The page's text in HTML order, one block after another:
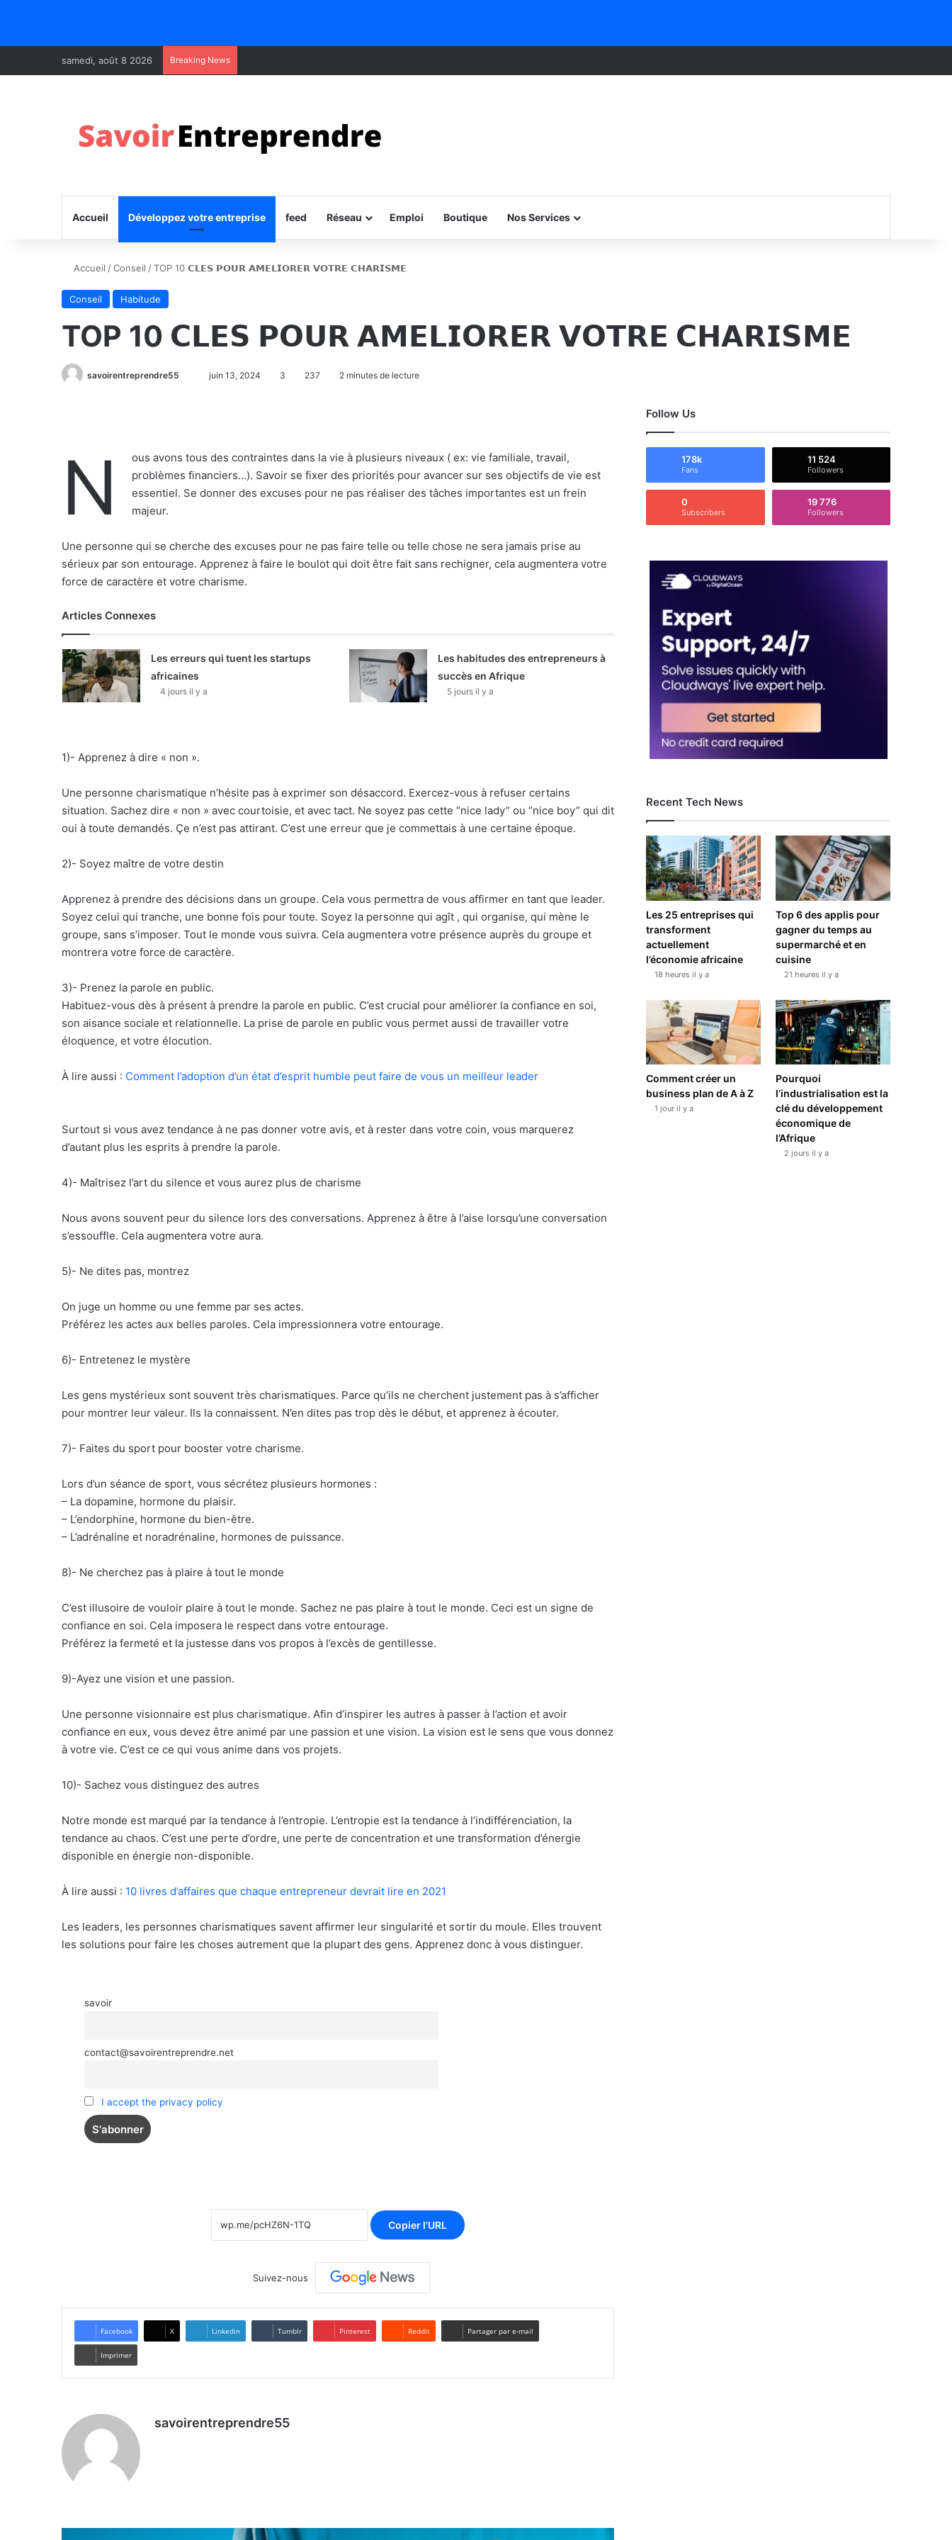
samedi, août 8 2026 Breaking News
Accueil Développez votre entreprise feed Réseau Emploi Boutique Nos Services
Accueil /Conseil /TOP 10 𝗖𝗟𝗘𝗦 𝗣𝗢𝗨𝗥 𝗔𝗠𝗘𝗟𝗜𝗢𝗥𝗘𝗥 𝗩𝗢𝗧𝗥𝗘 𝗖𝗛𝗔𝗥𝗜𝗦𝗠𝗘
Conseil Habitude
TOP 10 𝗖𝗟𝗘𝗦 𝗣𝗢𝗨𝗥 𝗔𝗠𝗘𝗟𝗜𝗢𝗥𝗘𝗥 𝗩𝗢𝗧𝗥𝗘 𝗖𝗛𝗔𝗥𝗜𝗦𝗠𝗘
savoirentreprendre55 juin 13, 2024 3 237 2 minutes de lecture
N
ous avons tous des contraintes dans la vie à plusieurs niveaux ( ex: vie familiale, travail,
problèmes financiers…). Savoir se fixer des priorités pour avancer sur ses objectifs de vie est
essentiel. Se donner des excuses pour ne pas réaliser des tâches importantes est un frein
majeur.
Une personne qui se cherche des excuses pour ne pas faire telle ou telle chose ne sera jamais prise au
sérieux par son entourage. Apprenez à faire le boulot qui doit être fait sans rechigner, cela augmentera votre
force de caractère et votre charisme.
Articles Connexes
Les erreurs qui tuent les startups
africaines
4 jours il y a
Les habitudes des entrepreneurs à
succès en Afrique
5 jours il y a
1)- Apprenez à dire « non ».
Une personne charismatique n’hésite pas à exprimer son désaccord. Exercez-vous à refuser certains
situation. Sachez dire « non » avec courtoisie, et avec tact. Ne soyez pas cette “nice lady” ou “nice boy” qui dit
oui à toute demandés. Çe n’est pas attirant. C’est une erreur que je commettais à une certaine époque.
2)- Soyez maître de votre destin
Apprenez à prendre des décisions dans un groupe. Cela vous permettra de vous affirmer en tant que leader.
Soyez celui qui tranche, une bonne fois pour toute. Soyez la personne qui agît , qui organise, qui mène le
groupe, sans s’imposer. Tout le monde vous suivra. Cela augmentera votre présence auprès du groupe et
montrera votre force de caractère.
3)- Prenez la parole en public.
Habituez-vous dès à présent à prendre la parole en public. C’est crucial pour améliorer la confiance en soi,
son aisance sociale et relationnelle. La prise de parole en public vous permet aussi de travailler votre
éloquence, et votre élocution.
À lire aussi : Comment l’adoption d’un état d’esprit humble peut faire de vous un meilleur leader
Surtout si vous avez tendance à ne pas donner votre avis, et à rester dans votre coin, vous marquerez
d’autant plus les esprits à prendre la parole.
4)- Maîtrisez l’art du silence et vous aurez plus de charisme
Nous avons souvent peur du silence lors des conversations. Apprenez à être à l’aise lorsqu’une conversation
s’essouffle. Cela augmentera votre aura.
5)- Ne dites pas, montrez
On juge un homme ou une femme par ses actes.
Préférez les actes aux belles paroles. Cela impressionnera votre entourage.
6)- Entretenez le mystère
Les gens mystérieux sont souvent très charismatiques. Parce qu’ils ne cherchent justement pas à s’afficher
pour montrer leur valeur. Ils la connaissent. N’en dites pas trop dès le début, et apprenez à écouter.
7)- Faites du sport pour booster votre charisme.
Lors d’un séance de sport, vous sécrétez plusieurs hormones :
– La dopamine, hormone du plaisir.
– L’endorphine, hormone du bien-être.
– L’adrénaline et noradrénaline, hormones de puissance.
8)- Ne cherchez pas à plaire à tout le monde
C’est illusoire de vouloir plaire à tout le monde. Sachez ne pas plaire à tout le monde. Ceci est un signe de
confiance en soi. Cela imposera le respect dans votre entourage.
Préférez la fermeté et la justesse dans vos propos à l’excès de gentillesse.
9)-Ayez une vision et une passion.
Une personne visionnaire est plus charismatique. Afin d’inspirer les autres à passer à l’action et avoir
confiance en eux, vous devez être animé par une passion et une vision. La vision est le sens que vous donnez
à votre vie. C’est ce ce qui vous anime dans vos projets.
10)- Sachez vous distinguez des autres
Notre monde est marqué par la tendance à l’entropie. L’entropie est la tendance à l’indifférenciation, la
tendance au chaos. C’est une perte d’ordre, une perte de concentration et une transformation d’énergie
disponible en énergie non-disponible.
À lire aussi : 10 livres d’affaires que chaque entrepreneur devrait lire en 2021
Les leaders, les personnes charismatiques savent affirmer leur singularité et sortir du moule. Elles trouvent
les solutions pour faire les choses autrement que la plupart des gens. Apprenez donc à vous distinguer.
savoir
contact@savoirentreprendre.net
I accept the privacy policy
Copier l'URL
Suivez-nous
Facebook X Linkedin Tumblr Pinterest Reddit Partager par e-mail
Imprimer
savoirentreprendre55
Follow Us
178k
Fans
11 524
Followers
0
Subscribers
19 776
Followers
Recent Tech News
Les 25 entreprises qui
transforment
actuellement
l’économie africaine
18 heures il y a
Top 6 des applis pour
gagner du temps au
supermarché et en
cuisine
21 heures il y a
Comment créer un
business plan de A à Z
1 jour il y a
Pourquoi
l’industrialisation est la
clé du développement
économique de
l’Afrique
2 jours il y a